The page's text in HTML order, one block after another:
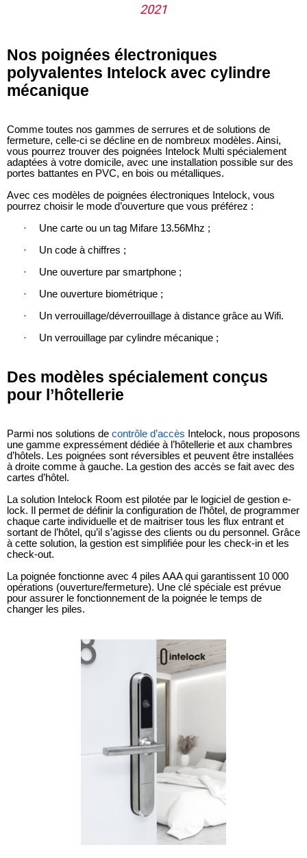
2021
Nos poignées électroniques
polyvalentes Intelock avec cylindre
mécanique
Comme toutes nos gammes de serrures et de solutions de
fermeture, celle-ci se décline en de nombreux modèles. Ainsi,
vous pourrez trouver des poignées Intelock Multi spécialement
adaptées à votre domicile, avec une installation possible sur des
portes battantes en PVC, en bois ou métalliques.
Avec ces modèles de poignées électroniques Intelock, vous
pourrez choisir le mode d’ouverture que vous préférez :
·
Une carte ou un tag Mifare 13.56Mhz ;
·
Un code à chiffres ;
·
Une ouverture par smartphone ;
·
Une ouverture biométrique ;
·
Un verrouillage/déverrouillage à distance grâce au Wifi.
·
Un verrouillage par cylindre mécanique ;
Des modèles spécialement conçus
pour l’hôtellerie
Parmi nos solutions de contrôle d’accès Intelock, nous proposons
une gamme expressément dédiée à l’hôtellerie et aux chambres
d’hôtels. Les poignées sont réversibles et peuvent être installées
à droite comme à gauche. La gestion des accès se fait avec des
cartes d’hôtel.
La solution Intelock Room est pilotée par le logiciel de gestion e-
lock. Il permet de définir la configuration de l’hôtel, de programmer
chaque carte individuelle et de maitriser tous les flux entrant et
sortant de l’hôtel, qu’il s’agisse des clients ou du personnel. Grâce
à cette solution, la gestion est simplifiée pour les check-in et les
check-out.
La poignée fonctionne avec 4 piles AAA qui garantissent 10 000
opérations (ouverture/fermeture). Une clé spéciale est prévue
pour assurer le fonctionnement de la poignée le temps de
changer les piles.